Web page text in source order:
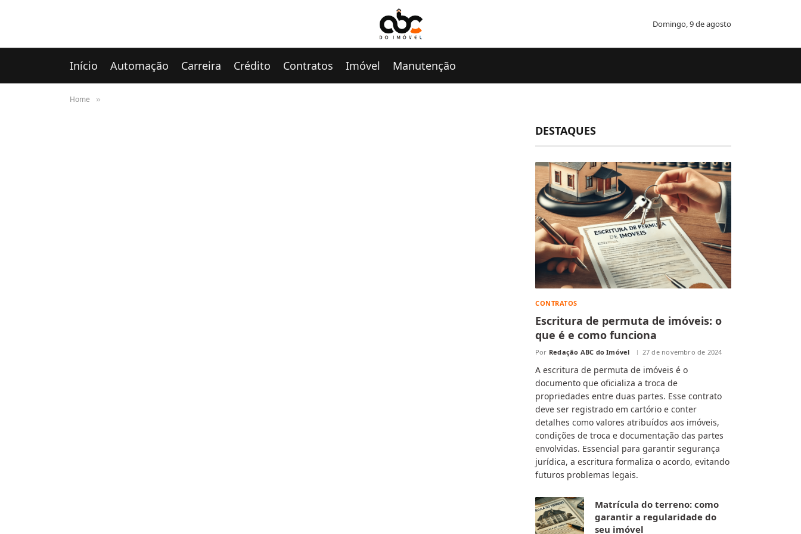
Domingo, 9 de agosto
Início Automação Carreira Crédito Contratos Imóvel Manutenção
Home »
DESTAQUES
CONTRATOS
Escritura de permuta de imóveis: o
que é e como funciona
Por Redação ABC do Imóvel 27 de novembro de 2024
A escritura de permuta de imóveis é o
documento que oficializa a troca de
propriedades entre duas partes. Esse contrato
deve ser registrado em cartório e conter
detalhes como valores atribuídos aos imóveis,
condições de troca e documentação das partes
envolvidas. Essencial para garantir segurança
jurídica, a escritura formaliza o acordo, evitando
futuros problemas legais.
Matrícula do terreno: como
garantir a regularidade do
seu imóvel